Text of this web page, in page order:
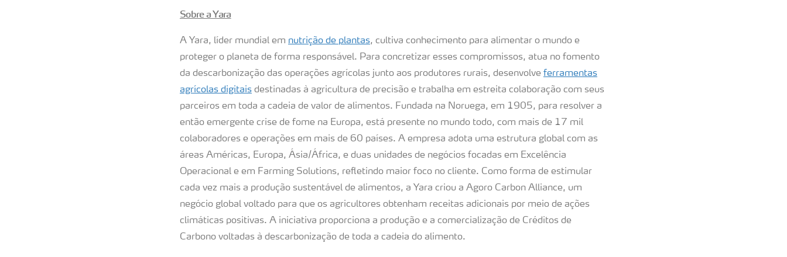
Sobre a Yara
A Yara, líder mundial em nutrição de plantas, cultiva conhecimento para alimentar o mundo e
proteger o planeta de forma responsável. Para concretizar esses compromissos, atua no fomento
da descarbonização das operações agrícolas junto aos produtores rurais, desenvolve ferramentas
agrícolas digitais destinadas à agricultura de precisão e trabalha em estreita colaboração com seus
parceiros em toda a cadeia de valor de alimentos. Fundada na Noruega, em 1905, para resolver a
então emergente crise de fome na Europa, está presente no mundo todo, com mais de 17 mil
colaboradores e operações em mais de 60 países. A empresa adota uma estrutura global com as
áreas Américas, Europa, Ásia/África, e duas unidades de negócios focadas em Excelência
Operacional e em Farming Solutions, refletindo maior foco no cliente. Como forma de estimular
cada vez mais a produção sustentável de alimentos, a Yara criou a Agoro Carbon Alliance, um
negócio global voltado para que os agricultores obtenham receitas adicionais por meio de ações
climáticas positivas. A iniciativa proporciona a produção e a comercialização de Créditos de
Carbono voltadas à descarbonização de toda a cadeia do alimento.